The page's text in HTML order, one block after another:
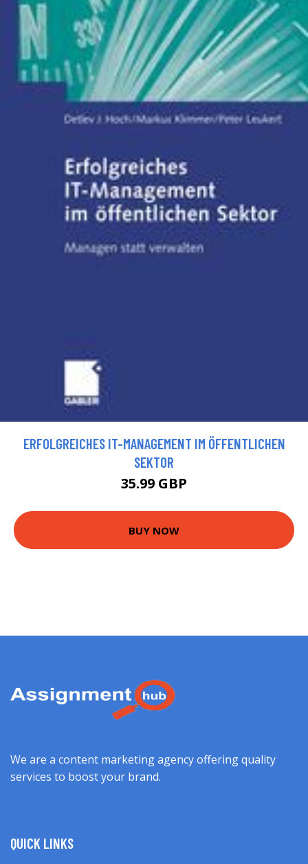
ERFOLGREICHES IT-MANAGEMENT IM ÖFFENTLICHEN
SEKTOR
35.99 GBP
BUY NOW
We are a content marketing agency offering quality
services to boost your brand.
QUICK LINKS